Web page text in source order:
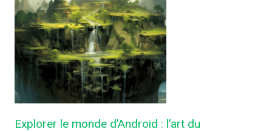
Explorer le monde d’Android : l’art du